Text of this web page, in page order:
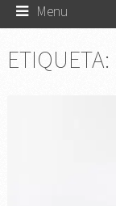
Menu
ETIQUETA: